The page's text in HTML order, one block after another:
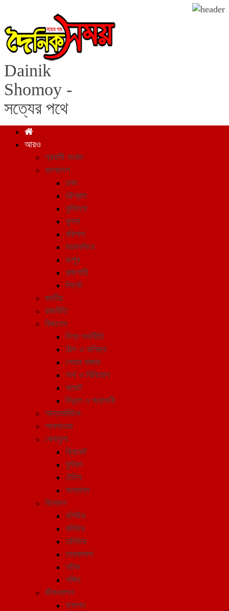
Dainik
Shomoy -
সত্যের পথে
আরও
প্রবাসী সংবাদ
বাংলাদেশ
ঢাকা
চট্টগ্রাম
কুমিল্লা
খুলনা
বরিশাল
ময়মনসিংহ
রংপুর
রাজশাহী
সিলেট
জাতীয়
রাজনীতি
বিজনেস
বিশ্ব অর্থনীতি
শিল্প ও বানিজ্য
শেয়ার বাজার
অর্থ ও বিনিয়োগ
বাজেট
বিদ্যুৎ ও জ্বালানী
আন্তর্জাতিক
আবহাওয়া
খেলাধুলা
ক্রিকেট
ফুটবল
টেনিস
অন্যান্য
বিনোদন
হলিউড
বলিউড
ঢালিউড
তারকালাপ
নাটক
সঙ্গিত
জীবনযাপন
ফ্যাশন